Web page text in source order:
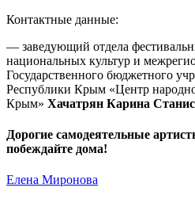
Контактные данные:
— заведующий отдела
национальных культур и
Государственного бюджетного
Республики Крым «Центр
Крым» Хачатрян Карина
Дорогие самодеятельные
побеждайте дома!
Елена Миронова